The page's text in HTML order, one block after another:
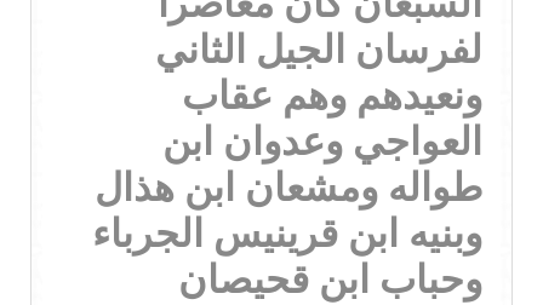
لفرسان الجيل الثاني
ونعيدهم وهم عقاب
العواجي وعدوان ابن
طواله ومشعان ابن هذال
وبنيه ابن قرينيس الجرباء
وحباب ابن قحيصان